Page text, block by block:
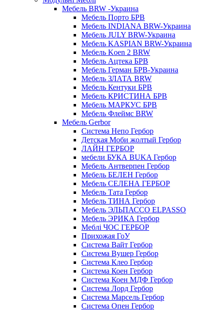
Мебель BRW -Украина
Мебель Порто БРВ
Мебель INDIANA BRW-Украина
Мебель JULY BRW-Украина
Мебель KASPIAN BRW-Украина
Мебель Koen 2 BRW
Мебель Ацтека БРВ
Мебель Герман БРВ-Украина
Мебель ЗЛАТА BRW
Мебель Кентуки БРВ
Мебель КРИСТИНА БРВ
Мебель МАРКУС БРВ
Мебель Флеймс BRW
Мебель Gerbor
Cистема Непо Гербор
Детская Моби жолтый Гербор
ЛАЙН ГЕРБОР
мебели БУКА BUKA Гербор
Мебель Антверпен Гербор
Мебель БЕЛЕН Гербор
Мебель СЕЛЕНА ГЕРБОР
Мебель Тата Гербор
Мебель ТИНА Гербор
Мебель ЭЛЬПАССО ELPASSO
Мебель ЭРИКА Гербор
Меблі ЧОС ГЕРБОР
Прихожая ГоУ
Система Вайт Гербор
Система Вушер Гербор
Система Клео Гербор
Система Коен Гербор
Система Коен МДФ Гербор
Система Лорд Гербор
Система Марсель Гербор
Система Опен Гербор